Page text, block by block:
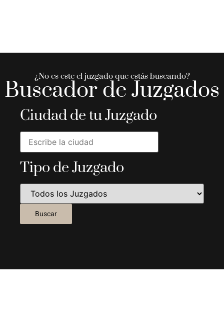
¿No es este el juzgado que estás buscando?
Buscador de Juzgados
Ciudad de tu Juzgado
Tipo de Juzgado